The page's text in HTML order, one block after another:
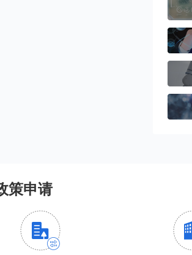
策申请